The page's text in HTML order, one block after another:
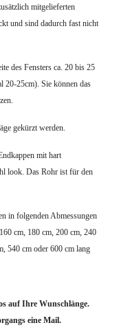
mitgelieferten
und sind dadurch fast nicht
des Fensters ca. 20 bis 25
20-25cm). Sie können das
gekürzt werden.
mit hart
look. Das Rohr ist für den
in folgenden Abmessungen
cm, 180 cm, 200 cm, 240
540 cm oder 600 cm lang
auf Ihre Wunschlänge.
eine Mail.